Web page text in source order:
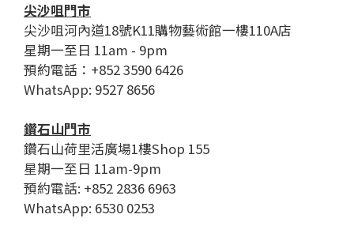
尖沙咀門市
尖沙咀河內道18號K11購物藝術館一樓110A店
星期一至日 11am - 9pm
預約電話：+852 3590 6426
WhatsApp: 9527 8656
鑽石山門市
鑽石山荷里活廣場1樓Shop 155
星期一至日 11am-9pm
預約電話: +852 2836 6963
WhatsApp: 6530 0253